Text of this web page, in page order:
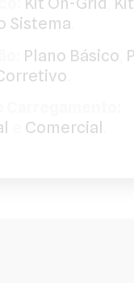
Sistema
Plano Básico
Comercial